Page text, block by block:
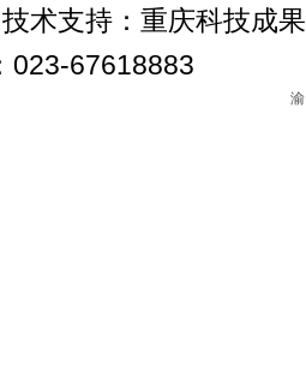
持：重庆科技成果
023-67618883